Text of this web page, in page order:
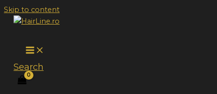
Skip to content
Search